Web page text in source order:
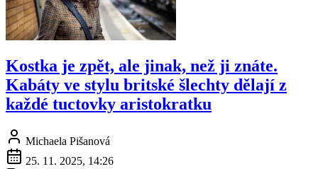
Kostka je zpět, ale jinak, než ji znáte.
Kabáty ve stylu britské šlechty dělají z
každé tuctovky aristokratku
Michaela Pišanová
25. 11. 2025, 14:26